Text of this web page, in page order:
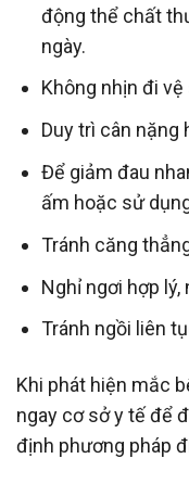
động thể chất
ngày.
Không nhịn đi
Duy trì cân nặng
Để giảm đau
ấm hoặc sử
Tránh căng
Nghỉ ngơi hợp lý,
Tránh ngồi liên
Khi phát hiện mắc
ngay cơ sở y tế để
định phương pháp